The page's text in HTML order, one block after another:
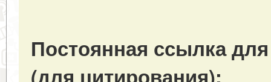
Постоянная ссылка
(для цитирования):